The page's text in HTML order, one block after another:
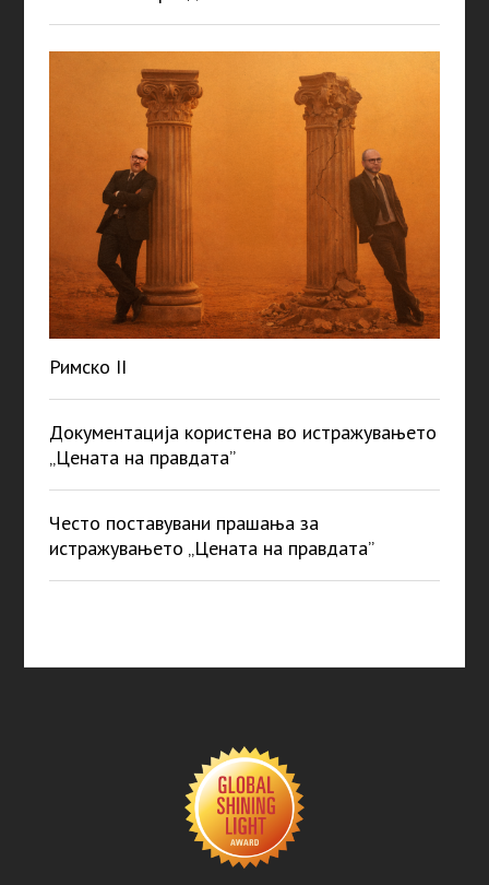
Римско II
Документација користена во истражувањето
„Цената на правдата”
Често поставувани прашања за
истражувањето „Цената на правдата”